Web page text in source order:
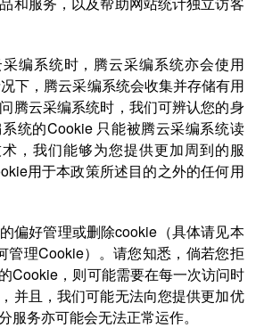
编系统时，腾云采编系统亦会使用
下，腾云采编系统会收集并存储有用
腾云采编系统时，我们可辨认您的身
统的Cookie 只能被腾云采编系统读
，我们能够为您提供更加周到的服
用于本政策所述目的之外的任何用
偏好管理或删除cookie（具体请见本
管理Cookie）。请您知悉，倘若您拒
Cookie，则可能需要在每一次访问时
并且，我们可能无法向您提供更加优
服务亦可能会无法正常运作。